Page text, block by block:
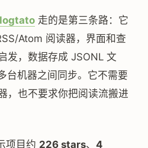
走的是第三条路：它
Atom 阅读器，界面和查
发，数据存成 JSONL 文
台机器之间同步。它不需要
，也不要求你把阅读流搬进
项目约 226 stars、 4